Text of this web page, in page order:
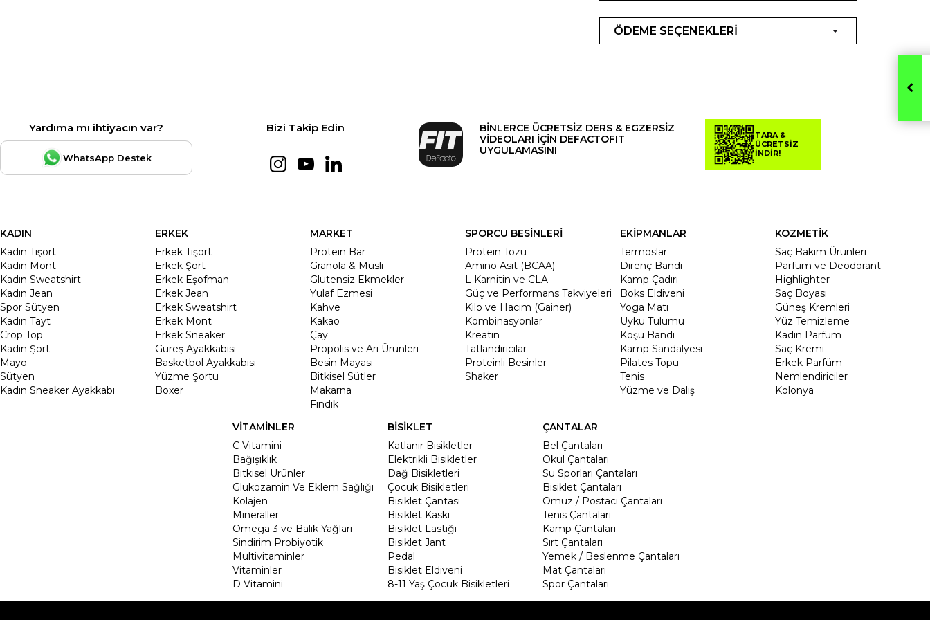
ÖDEME SEÇENEKLERİ
Yardıma mı ihtiyacın var?
WhatsApp Destek
Bizi Takip Edin
BİNLERCE ÜCRETSİZ DERS & EGZERSİZ
VİDEOLARI İÇİN DEFACTOFIT
UYGULAMASINI
TARA &
ÜCRETSİZ
İNDİR!
KADIN
Kadın Tişört
Kadın Mont
Kadın Sweatshirt
Kadın Jean
Spor Sütyen
Kadın Tayt
Crop Top
Kadin Şort
Mayo
Sütyen
Kadın Sneaker Ayakkabı
ERKEK
Erkek Tişört
Erkek Şort
Erkek Eşofman
Erkek Jean
Erkek Sweatshirt
Erkek Mont
Erkek Sneaker
Güreş Ayakkabısı
Basketbol Ayakkabısı
Yüzme Şortu
Boxer
MARKET
Protein Bar
Granola & Müsli
Glutensiz Ekmekler
Yulaf Ezmesi
Kahve
Kakao
Çay
Propolis ve Arı Ürünleri
Besin Mayası
Bitkisel Sütler
Makarna
Fındık
SPORCU BESİNLERİ
Protein Tozu
Amino Asit (BCAA)
L Karnitin ve CLA
Güç ve Performans Takviyeleri
Kilo ve Hacim (Gainer)
Kombinasyonlar
Kreatin
Tatlandırıcılar
Proteinli Besinler
Shaker
EKİPMANLAR
Termoslar
Direnç Bandı
Kamp Çadırı
Boks Eldiveni
Yoga Matı
Uyku Tulumu
Koşu Bandı
Kamp Sandalyesi
Pilates Topu
Tenis
Yüzme ve Dalış
KOZMETİK
Saç Bakım Ürünleri
Parfüm ve Deodorant
Highlighter
Saç Boyası
Güneş Kremleri
Yüz Temizleme
Kadın Parfüm
Saç Kremi
Erkek Parfüm
Nemlendiriciler
Kolonya
VİTAMİNLER
C Vitamini
Bağışıklık
Bitkisel Ürünler
Glukozamin Ve Eklem Sağlığı
Kolajen
Mineraller
Omega 3 ve Balık Yağları
Sindirim Probiyotik
Multivitaminler
Vitaminler
D Vitamini
BİSİKLET
Katlanır Bisikletler
Elektrikli Bisikletler
Dağ Bisikletleri
Çocuk Bisikletleri
Bisiklet Çantası
Bisiklet Kaskı
Bisiklet Lastiği
Bisiklet Jant
Pedal
Bisiklet Eldiveni
8-11 Yaş Çocuk Bisikletleri
ÇANTALAR
Bel Çantaları
Okul Çantaları
Su Sporları Çantaları
Bisiklet Çantaları
Omuz / Postacı Çantaları
Tenis Çantaları
Kamp Çantaları
Sırt Çantaları
Yemek / Beslenme Çantaları
Mat Çantaları
Spor Çantaları